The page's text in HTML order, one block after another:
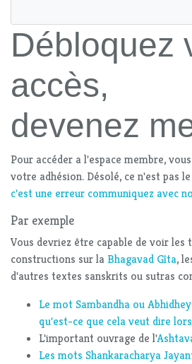
Débloquez
accès,
devenez
Pour accéder a l'espace membre,
votre adhésion. Désolé, ce n'est pas
c'est une erreur communiquez avec
Par exemple
Vous devriez être capable de voir les
constructions sur la Bhagavad Gîta,
d'autres textes sanskrits ou sutras
Le mot Sambandha ou
qu'est-ce que cela veut dire
L'important ouvrage de l'
Les mots Shankaracharya